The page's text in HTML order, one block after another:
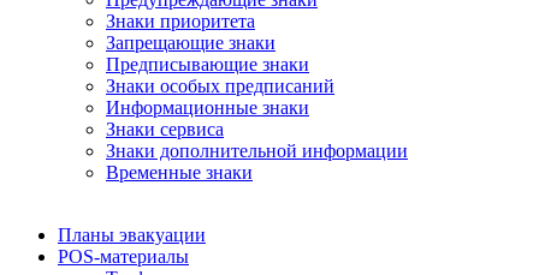
Знаки приоритета
Запрещающие знаки
Предписывающие знаки
Знаки особых предписаний
Информационные знаки
Знаки сервиса
Знаки дополнительной информации
Временные знаки
Планы эвакуации
POS-материалы